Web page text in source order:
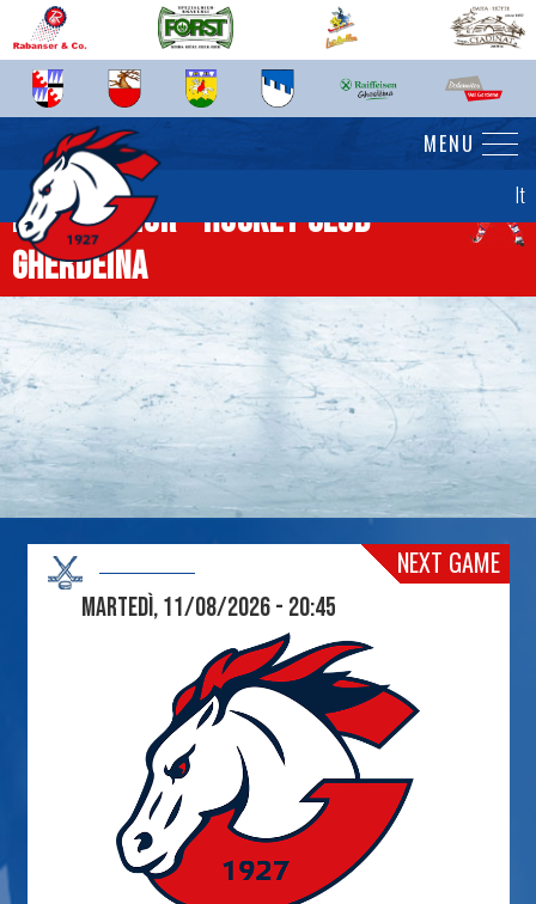
It
MENU
News senior - Hockey Club
Gherdëina
NEXT GAME
Martedì, 11/08/2026 - 20:45